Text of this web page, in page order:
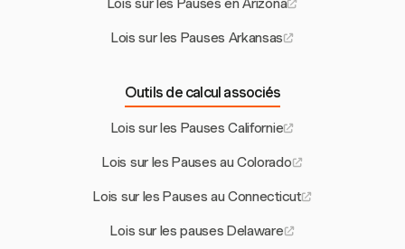
Lois sur les Pauses en Arizona
Lois sur les Pauses Arkansas
Outils de calcul associés
Lois sur les Pauses Californie
Lois sur les Pauses au Colorado
Lois sur les Pauses au Connecticut
Lois sur les pauses Delaware